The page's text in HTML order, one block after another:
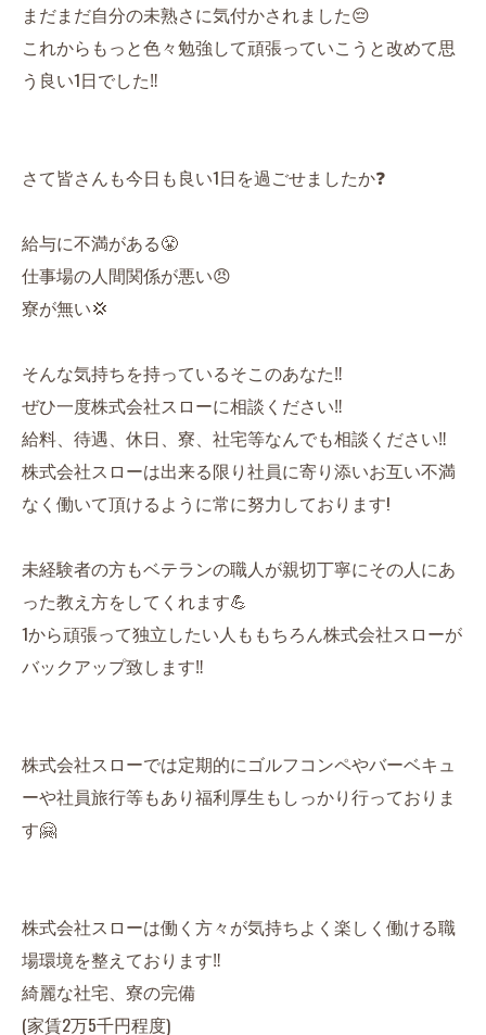
まだまだ自分の未熟さに気付かされました😔
これからもっと色々勉強して頑張っていこうと改めて思
う良い1日でした‼️
さて皆さんも今日も良い1日を過ごせましたか❓
給与に不満がある😤
仕事場の人間関係が悪い😠
寮が無い💢
そんな気持ちを持っているそこのあなた‼️
ぜひ一度株式会社スローに相談ください‼️
給料、待遇、休日、寮、社宅等なんでも相談ください‼️
株式会社スローは出来る限り社員に寄り添いお互い不満
なく働いて頂けるように常に努力しております!
未経験者の方もベテランの職人が親切丁寧にその人にあ
った教え方をしてくれます💪
1から頑張って独立したい人ももちろん株式会社スローが
バックアップ致します‼️
株式会社スローでは定期的にゴルフコンペやバーベキュ
ーや社員旅行等もあり福利厚生もしっかり行っておりま
す🤗
株式会社スローは働く方々が気持ちよく楽しく働ける職
場環境を整えております‼️
綺麗な社宅、寮の完備
(家賃2万5千円程度)